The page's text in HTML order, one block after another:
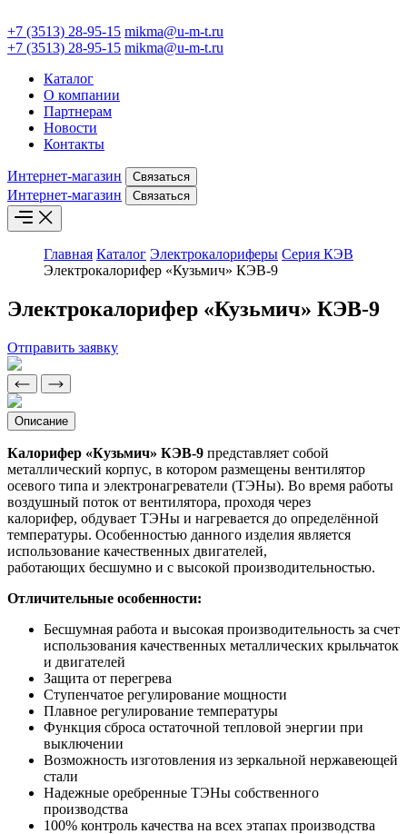
+7 (3513) 28-95-15 mikma@u-m-t.ru
+7 (3513) 28-95-15 mikma@u-m-t.ru
Каталог
О компании
Партнерам
Новости
Контакты
Интернет-магазин Связаться
Интернет-магазин Связаться
Главная Каталог Электрокалориферы Серия КЭВ
Электрокалорифер «Кузьмич» КЭВ-9
Электрокалорифер «Кузьмич» КЭВ-9
Отправить заявку
Описание
Калорифер «Кузьмич» КЭВ-9 представляет собой
металлический корпус, в котором размещены вентилятор
осевого типа и электронагреватели (ТЭНы). Во время работы
воздушный поток от вентилятора, проходя через
калорифер, обдувает ТЭНы и нагревается до определённой
температуры. Особенностью данного изделия является
использование качественных двигателей,
работающих бесшумно и с высокой производительностью.
Отличительные особенности:
Бесшумная работа и высокая производительность за счет
использования качественных металлических крыльчаток
и двигателей
Защита от перегрева
Ступенчатое регулирование мощности
Плавное регулирование температуры
Функция сброса остаточной тепловой энергии при
выключении
Возможность изготовления из зеркальной нержавеющей
стали
Надежные оребренные ТЭНы собственного
производства
100% контроль качества на всех этапах производства